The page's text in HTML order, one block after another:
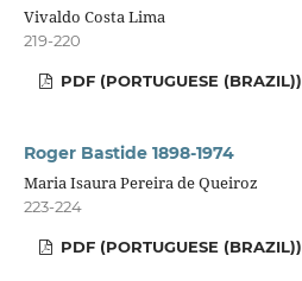
Vivaldo Costa Lima
219-220
PDF (PORTUGUESE (BRAZIL))
Roger Bastide 1898-1974
Maria Isaura Pereira de Queiroz
223-224
PDF (PORTUGUESE (BRAZIL))